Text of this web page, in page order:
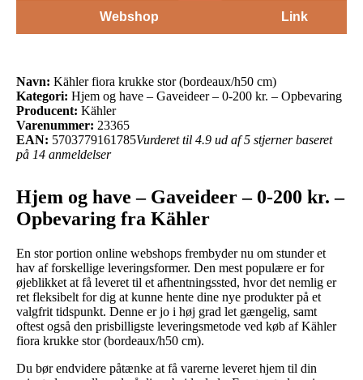
Webshop
Link
Navn: Kähler fiora krukke stor (bordeaux/h50 cm)
Kategori: Hjem og have – Gaveideer – 0-200 kr. – Opbevaring
Producent: Kähler
Varenummer: 23365
EAN: 5703779161785Vurderet til 4.9 ud af 5 stjerner baseret
på 14 anmeldelser
Hjem og have – Gaveideer – 0-200 kr. –
Opbevaring fra Kähler
En stor portion online webshops frembyder nu om stunder et
hav af forskellige leveringsformer. Den mest populære er for
øjeblikket at få leveret til et afhentningssted, hvor det nemlig er
ret fleksibelt for dig at kunne hente dine nye produkter på et
valgfrit tidspunkt. Denne er jo i høj grad let gængelig, samt
oftest også den prisbilligste leveringsmetode ved køb af Kähler
fiora krukke stor (bordeaux/h50 cm).
Du bør endvidere påtænke at få varerne leveret hjem til din